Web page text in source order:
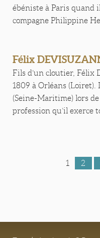
ébéniste à Paris quand
compagne Philippine
Félix
Fils d’un cloutier, Félix
1809 à Orléans
(Seine-Maritime) lors de
profession qu’il exerce
1 2